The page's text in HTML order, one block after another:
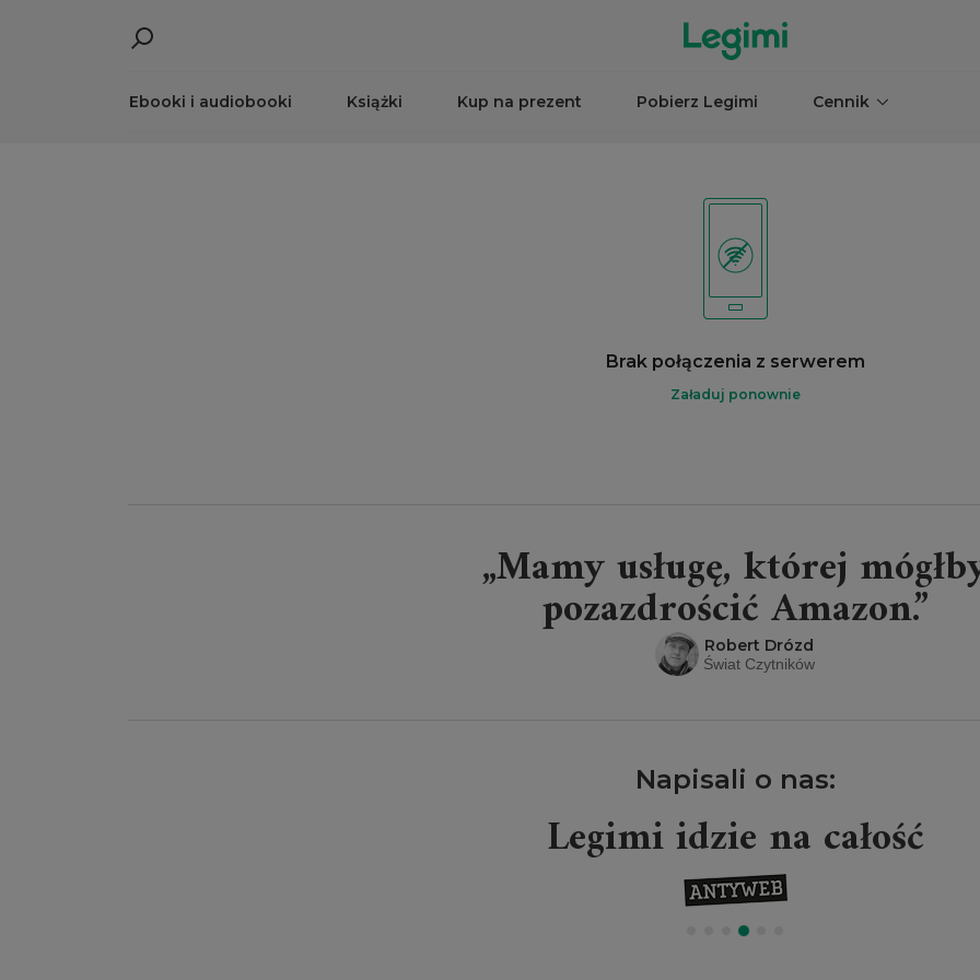
Ebooki i audiobooki Książki Kup na prezent Pobierz Legimi Cennik
Brak połączenia z serwerem
Załaduj ponownie
„Mamy usługę, której
pozazdrościć Amazon.”
Robert Drózd
Świat Czytników
Napisali o nas:
Legimi idzie na całość